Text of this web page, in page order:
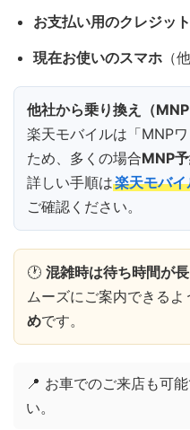
お支払い用のクレジッ
現在お使いのスマホ （
他社から乗り換え（
楽天モバイルは「MNP
ため、多くの場合MNP
詳しい手順は楽天モバ
ご確認ください。
🕐 混雑時は待ち時間が
ムーズにご案内できるよ
めです。
📍 お車でのご来店も可
い。